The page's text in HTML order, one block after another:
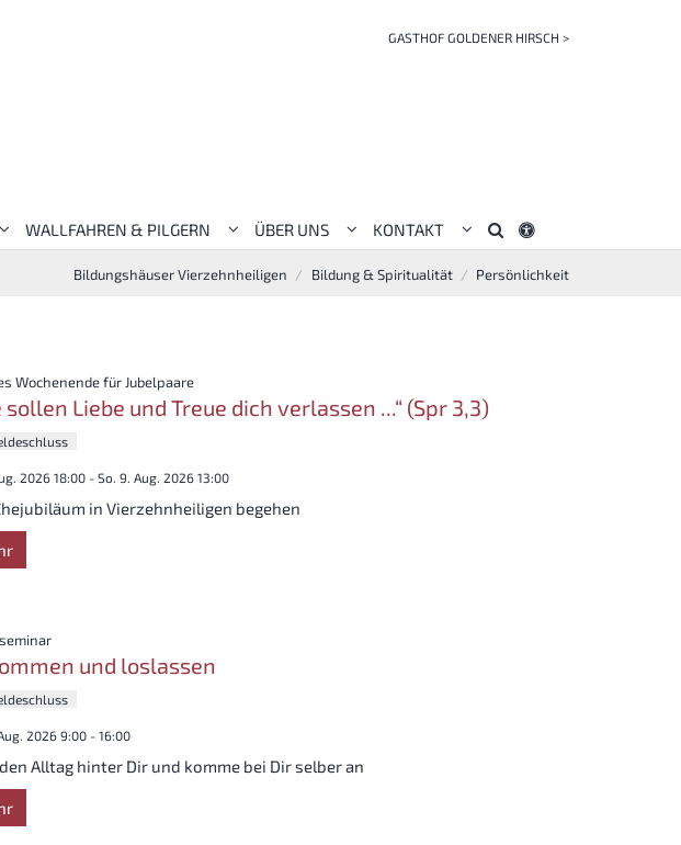
GASTHOF GOLDENER HIRSCH >
WALLFAHREN & PILGERN ÜBER UNS KONTAKT
Bildungshäuser Vierzehnheiligen Bildung & Spiritualität Persönlichkeit
Wochenende für Jubelpaare:
sollen Liebe und Treue dich verlassen ...“ (Spr 3,3)
2026 18:00 - So. 9. Aug. 2026 13:00
in Vierzehnheiligen begehen
:
und loslassen
2026 9:00 - 16:00
Alltag hinter Dir und komme bei Dir selber an